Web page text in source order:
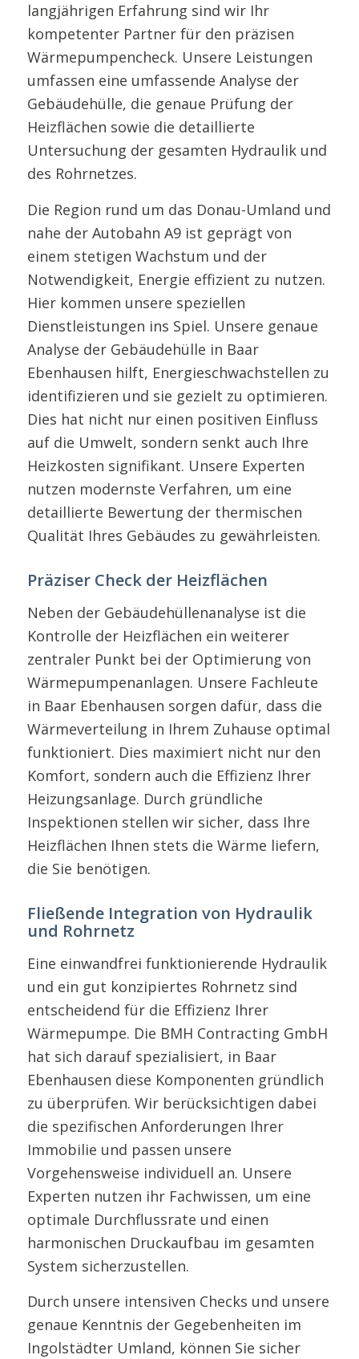
langjährigen Erfahrung sind wir Ihr
kompetenter Partner für den präzisen
Wärmepumpencheck. Unsere Leistungen
umfassen eine umfassende Analyse der
Gebäudehülle, die genaue Prüfung der
Heizflächen sowie die detaillierte
Untersuchung der gesamten Hydraulik und
des Rohrnetzes.
Die Region rund um das Donau-Umland und
nahe der Autobahn A9 ist geprägt von
einem stetigen Wachstum und der
Notwendigkeit, Energie effizient zu nutzen.
Hier kommen unsere speziellen
Dienstleistungen ins Spiel. Unsere genaue
Analyse der Gebäudehülle in Baar
Ebenhausen hilft, Energieschwachstellen zu
identifizieren und sie gezielt zu optimieren.
Dies hat nicht nur einen positiven Einfluss
auf die Umwelt, sondern senkt auch Ihre
Heizkosten signifikant. Unsere Experten
nutzen modernste Verfahren, um eine
detaillierte Bewertung der thermischen
Qualität Ihres Gebäudes zu gewährleisten.
Präziser Check der Heizflächen
Neben der Gebäudehüllenanalyse ist die
Kontrolle der Heizflächen ein weiterer
zentraler Punkt bei der Optimierung von
Wärmepumpenanlagen. Unsere Fachleute
in Baar Ebenhausen sorgen dafür, dass die
Wärmeverteilung in Ihrem Zuhause optimal
funktioniert. Dies maximiert nicht nur den
Komfort, sondern auch die Effizienz Ihrer
Heizungsanlage. Durch gründliche
Inspektionen stellen wir sicher, dass Ihre
Heizflächen Ihnen stets die Wärme liefern,
die Sie benötigen.
Fließende Integration von Hydraulik
und Rohrnetz
Eine einwandfrei funktionierende Hydraulik
und ein gut konzipiertes Rohrnetz sind
entscheidend für die Effizienz Ihrer
Wärmepumpe. Die BMH Contracting GmbH
hat sich darauf spezialisiert, in Baar
Ebenhausen diese Komponenten gründlich
zu überprüfen. Wir berücksichtigen dabei
die spezifischen Anforderungen Ihrer
Immobilie und passen unsere
Vorgehensweise individuell an. Unsere
Experten nutzen ihr Fachwissen, um eine
optimale Durchflussrate und einen
harmonischen Druckaufbau im gesamten
System sicherzustellen.
Durch unsere intensiven Checks und unsere
genaue Kenntnis der Gegebenheiten im
Ingolstädter Umland, können Sie sicher